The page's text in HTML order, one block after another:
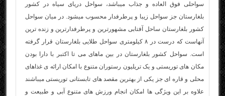
سواحلی فوق العاده و جذاب میباشد، سواحل دریای سیاه در کشور
بلغارستان جز سواحل زیبا و پرطرفدار محسوب میشود. در میان سواحل
کشور بلغارستان ساحل آفتابی مشهورترین و پرطرفدارترین و زنده ترین
آنهاست که درست در ۸ کیلومتری سواحل طلایی بلغارستان قرار گرفته
است. سواحل کشور بلغارستان در بین ماهای می تا اکتبر با دارا بودن
مکان های توریستی و یک تریلیون رستوران متنوع با امکان ارائه ی غذاهای
محلی و قاره ای جز یکی از بهترین مقصد های تابستانی توریستی میباشند
علاوه بر این ویژگی ها امکان انجام ورزش های متنوع آبی و طبیعت و